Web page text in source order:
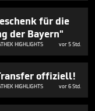
für die
der Bayern"
HIGHLIGHTS vor 5 Std.
offiziell!
HIGHLIGHTS vor 6 Std.